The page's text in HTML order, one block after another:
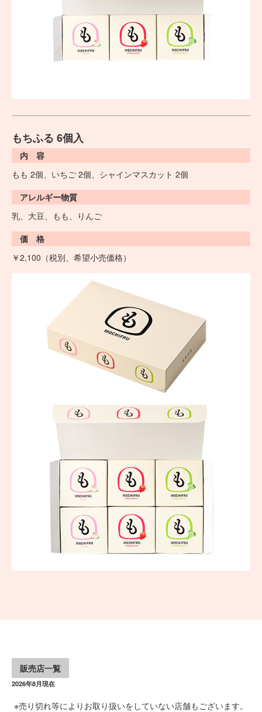
もちふる 6個入
内 容
もも 2個、いちご 2個、シャインマスカット 2個
アレルギー物質
乳、大豆、もも、りんご
価 格
￥2,100（税別、希望小売価格）
販売店一覧
2026年8月現在
※売り切れ等によりお取り扱いをしていない店舗もございます。